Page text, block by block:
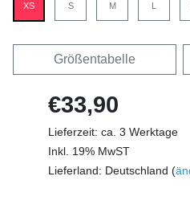
XS S M
Größentabelle
€33,90
Lieferzeit: ca. 3 Werktage
Inkl. 19% MwST
Lieferland: Deutschland (